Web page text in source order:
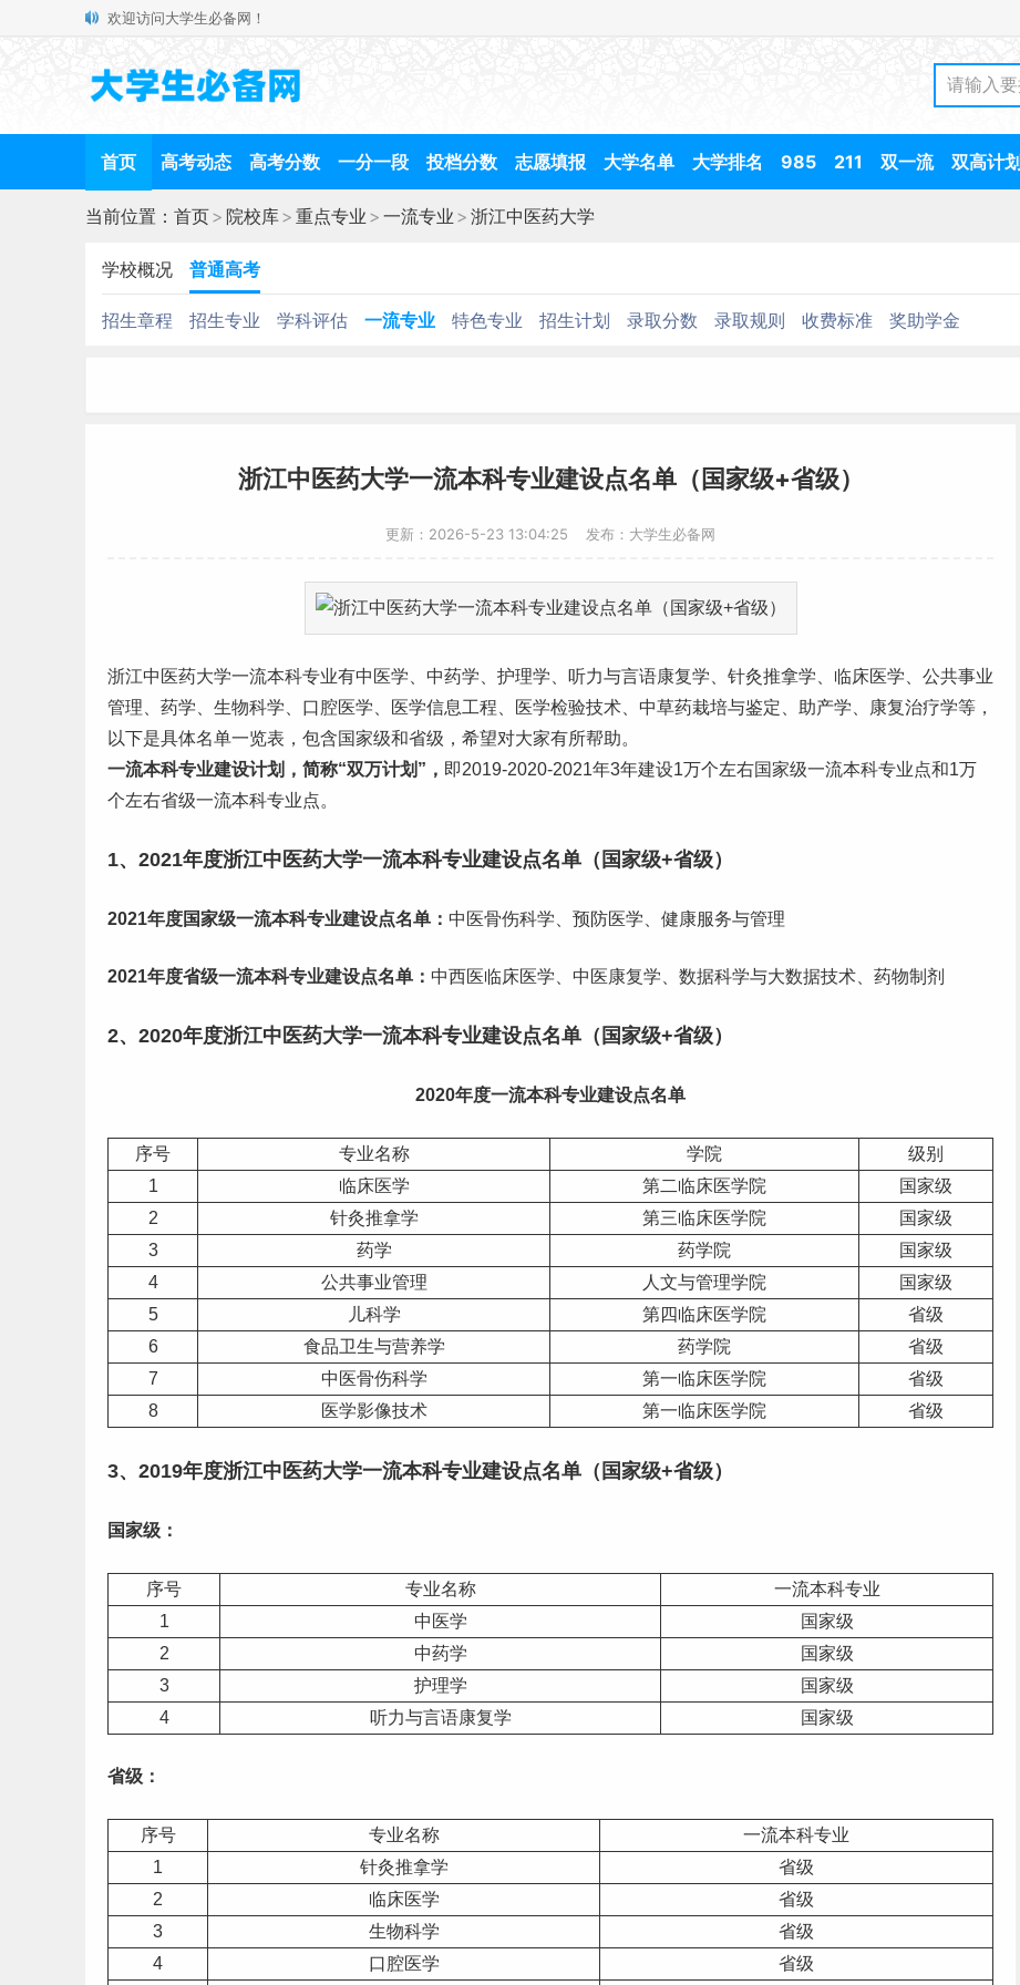
欢迎访问大学生必备网！
首页 高考动态 高考分数 一分一段 投档分数 志愿填报 大学名单 大学排名 985 211 双一流 双高计划
当前位置： 首页> 院校库> 重点专业 > 一流专业 > 浙江中医药大学
学校概况 普通高考
招生章程 招生专业 学科评估 一流专业 特色专业 招生计划 录取分数 录取规则 收费标准 奖助学金
浙江中医药大学一流本科专业建设点名单（国家级+省级）
更新：2026-5-23 13:04:25 发布：大学生必备网
浙江中 医药大学一流本科专业有中医学、中药学、护理学、听力与言语康复学、针灸推拿学、临床医学、公共事业
管理、药学、生物科学、口腔医学、医学信息工程、医学检验技术、中草药栽培与鉴定、助产学、康复治疗学等，
以下是具体名单一览表，包含国家级和省级，希望对大家有所帮助。
一流本科专业建设计划，简称“双万计划”， 即2019-2020-2021年3年建设1万个左右国家级一流本科专业点和1万
个左右省级一流本科专业点。
1、2021年度浙江中医药大学一流本科专业建设点名单（国家级+省级）
2021年度国家级一流本科专业建设点名单： 中医骨伤科学、预防医学、健康服务与管理
2021年度省级一流本科专业建设点名单 ： 中西医临床医学、中医康复学、数据科学与大数据技术、药物制剂
2、2020年度浙江中医药大学一流本科专业建设点名单（国家级+省级）
2020年度一流本科专业建设点名单
序号 专业名称 学院
级别
1
临床医学 第二临床医学院
国家级
2
针灸推拿学 第三临床医学院
国家级
3
药学 药学院
国家级
4
公共事业管理 人文与管理学院
国家级
5
儿科学 第四临床医学院
省级
6
食品卫生与营养学 药学院
省级
7
中医骨伤科学 第一临床医学院
省级
8
医学影像技术 第一临床医学院 省级
3、2019年度浙江中医药大学一流本科专业建设点名单（国家级+省级）
国家级：
序号 专业名称
一流本科专业
1
中医学
国家级
2
中药学
国家级
3
护理学
国家级
4
听力与言语康复学 国家级
省级：
序号 专业名称
一流本科专业
1
针灸推拿学
省级
2
临床医学
省级
3
生物科学
省级
4
口腔医学
省级